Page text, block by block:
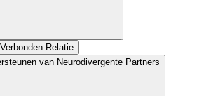
Relatie
van Neurodivergente Partners